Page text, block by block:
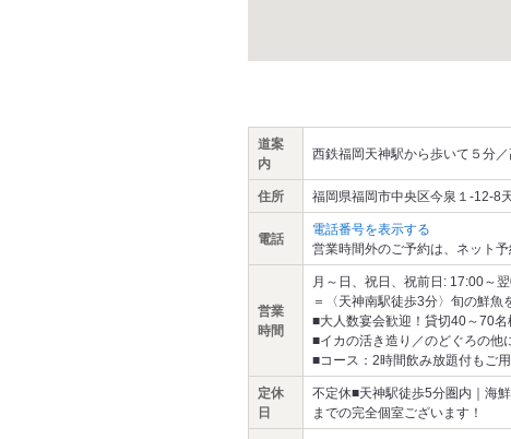
道案
内
西鉄福岡天神駅から歩いて５分
住所 福岡県福岡市中央区今泉１-12-8
電話
電話番号を表示する
営業時間外のご予約は、ネット
営業
時間
月～日、祝日、祝前日: 17:00～
＝〈天神南駅徒歩3分〉旬の鮮魚
■大人数宴会歓迎！貸切40～70名
■イカの活き造り／のどぐろの他
■コース：2時間飲み放題付もご
定休
日
不定休■天神駅徒歩5分圏内｜海
までの完全個室ございます！